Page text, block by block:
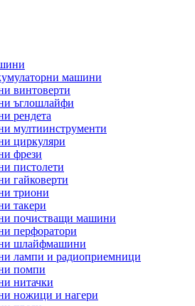
машини
винтоверти
ъглошлайфи
рендета
мултиинструменти
циркуляри
фрези
пистолети
гайковерти
триони
такери
почистващи машини
перфоратори
шлайфмашини
лампи и радиоприемници
помпи
нитачки
ножици и нагери